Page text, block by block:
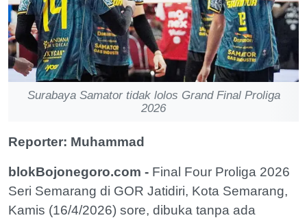
Surabaya Samator tidak lolos Grand Final Proliga
2026
Reporter: Muhammad
blokBojonegoro.com - Final Four Proliga 2026
Seri Semarang di GOR Jatidiri, Kota Semarang,
Kamis (16/4/2026) sore, dibuka tanpa ada